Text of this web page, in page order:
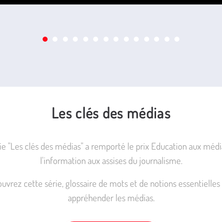
Les clés des médias
"Les clés des médias" a remporté le prix Education aux
l'information aux assises du journalisme.
cette série, glossaire de mots et de notions
appréhender les médias.